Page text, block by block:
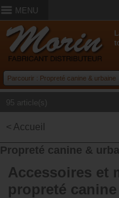
MENU
95 article(s)
< Accueil
Propreté canine &
Accessoires et
propreté